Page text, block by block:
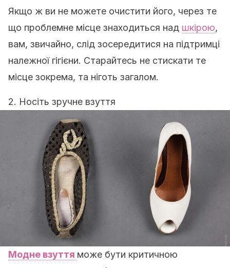
Якщо ж ви не можете очистити його, через те
що проблемне місце знаходиться над шкірою,
вам, звичайно, слід зосередитися на підтримці
належної гігієни. Старайтесь не стискати те
місце зокрема, та ніготь загалом.
2. Носіть зручне взуття
Модне взуття може бути критичною